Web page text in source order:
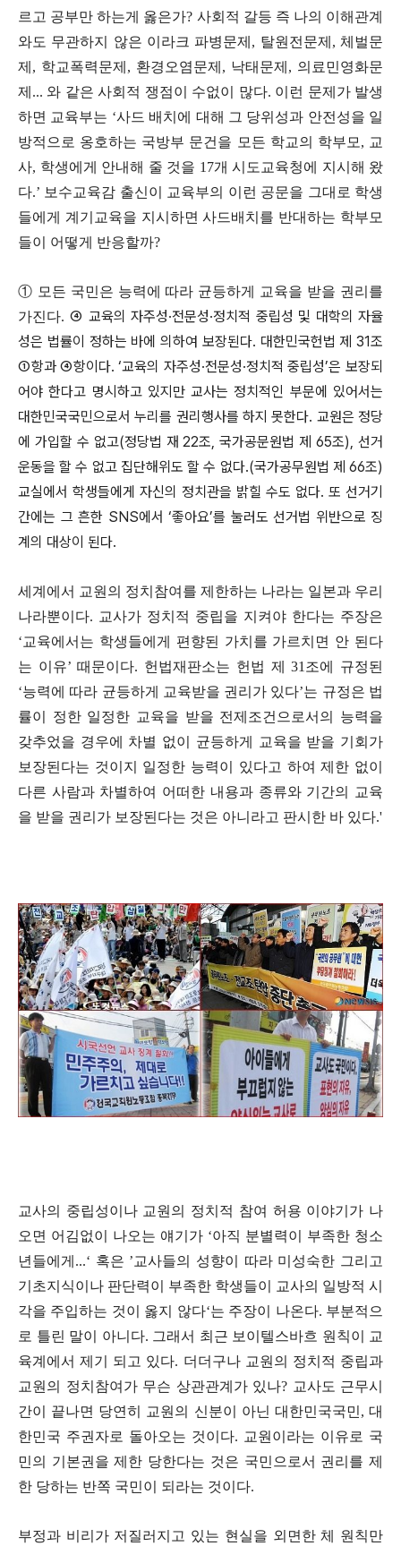
르고 공부만 하는게 옳은가? 사회적 갈등 즉 나의 이해관계
와도 무관하지 않은 이라크 파병문제 , 탈원전문제 , 체벌문
제 , 학교폭력문제 , 환경오염문제 , 낙태문제 , 의료민영화문
제 ... 와 같은 사회적 쟁점이 수없이 많다. 이런 문제가 발생
하면 교육부는 ‘사드 배치에 대해 그 당위성과 안전성을 일
방적으로 옹호하는 국방부 문건을 모든 학교의 학부모 , 교
사, 학생에게 안내해 줄 것을 17개 시도교육청에 지시해 왔
다.’ 보수교육감 출신이 교육부의 이런 공문을 그대로 학생
들에게 계기교육을 지시하면 사드배치를 반대하는 학부모
들이 어떻게 반응할까?
① 모든 국민은 능력에 따라 균등하게 교육을 받을 권리를
가진다. ④ 교육의 자주성·전문성·정치적 중립성 및 대학의 자율
성은 법률이 정하는 바에 의하여 보장된다. 대한민국헌법 제 31조
①항과④항이다. ‘교육의 자주성·전문성·정치적 중립성’은 보장되
어야 한다고 명시하고 있지만 교사는 정치적인 부문에 있어서는
대한민국국민으로서 누리를 권리행사를 하지 못한다. 교원은 정당
에 가입할 수 없고(정당법 재22조,국가공문원법 제65조),선거
운동을 할 수 없고 집단해위도 할 수 없다.(국가공무원법 제66조)
교실에서 학생들에게 자신의 정치관을 밝힐 수도 없다. 또 선거기
간에는 그 흔한 SNS에서 ‘좋아요’를 눌러도 선거법 위반으로 징
계의 대상이 된다.
세계에서 교원의 정치참여를 제한하는 나라는 일본과 우리
나라뿐이다. 교사가 정치적 중립을 지켜야 한다는 주장은
‘교육에서는 학생들에게 편향된 가치를 가르치면 안 된다
는 이유’때문이다. 헌법재판소는 헌법 제31 조에 규정된
‘능력에 따라 균등하게 교육받을 권리가 있다’는 규정은 법
률이 정한 일정한 교육을 받을 전제조건으로서의 능력을
갖추었을 경우에 차별 없이 균등하게 교육을 받을 기회가
보장된다는 것이지 일정한 능력이 있다고 하여 제한 없이
다른 사람과 차별하여 어떠한 내용과 종류와 기간의 교육
을 받을 권리가 보장된다는 것은 아니라고 판시한 바 있다.'
교사의 중립성이나 교원의 정치적 참여 허용 이야기가 나
오면 어김없이 나오는 얘기가 ‘아직 분별력이 부족한 청소
년들에게 ...‘ 혹은 ’교사들의 성향이 따라 미성숙한 그리고
기초지식이나 판단력이 부족한 학생들이 교사의 일방적 시
각을 주입하는 것이 옳지 않다‘는 주장이 나온다. 부분적으
로 틀린 말이 아니다. 그래서 최근 보이텔스바흐 원칙이 교
육계에서 제기 되고 있다. 더더구나 교원의 정치적 중립과
교원의 정치참여가 무슨 상관관계가 있나? 교사도 근무시
간이 끝나면 당연히 교원의 신분이 아닌 대한민국국민,대
한민국 주권자로 돌아오는 것이다. 교원이라는 이유로 국
민의 기본권을 제한 당한다는 것은 국민으로서 권리를 제
한 당하는 반쪽 국민이 되라는 것이다.
부정과 비리가 저질러지고 있는 현실을 외면한 체 원칙만